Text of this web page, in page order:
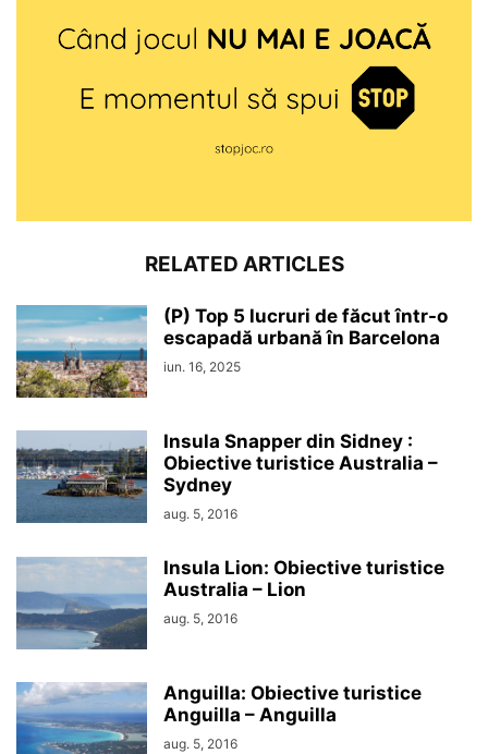
RELATED ARTICLES
(P) Top 5 lucruri de făcut într-o
escapadă urbană în Barcelona
iun. 16, 2025
Insula Snapper din Sidney :
Obiective turistice Australia –
Sydney
aug. 5, 2016
Insula Lion: Obiective turistice
Australia – Lion
aug. 5, 2016
Anguilla: Obiective turistice
Anguilla – Anguilla
aug. 5, 2016